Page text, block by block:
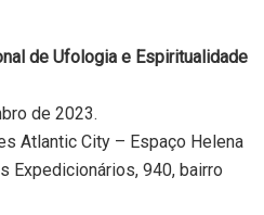
de Ufologia e Espiritualidade
de 2023.
Atlantic City – Espaço Helena
Expedicionários, 940, bairro